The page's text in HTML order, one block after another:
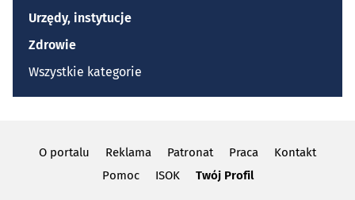
Urzędy, instytucje
Zdrowie
Wszystkie kategorie
O portalu Reklama Patronat Praca
Kontakt
Pomoc
ISOK Twój Profil